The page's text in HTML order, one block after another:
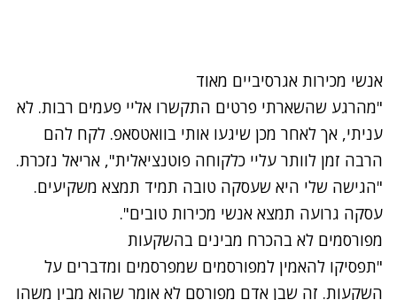
אנשי מכירות אגרסיביים מאוד
"מהרגע שהשארתי פרטים התקשרו אליי פעמים רבות. לא
עניתי, אך לאחר מכן שיגעו אותי בוואטסאפ. לקח להם
הרבה זמן לוותר עליי כלקוחה פוטנציאלית", אריאל נזכרת.
"הגישה שלי היא שעסקה טובה תמיד תמצא משקיעים.
עסקה גרועה תמצא אנשי מכירות טובים".
מפורסמים לא בהכרח מבינים בהשקעות
"תפסיקו להאמין למפורסמים שמפרסמים ומדברים על
השקעות. זה שבן אדם מפורסם לא אומר שהוא מבין משהו